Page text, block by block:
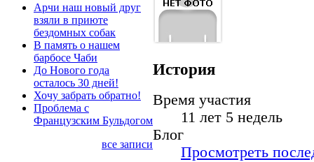
Арчи наш новый друг
взяли в приюте
бездомных собак
В память о нашем
барбосе Чаби
До Нового года
осталось 30 дней!
Хочу забрать обратно!
Проблема с
Французским Бульдогом
все записи
История
Время участия
11 лет 5 недель
Блог
Просмотреть